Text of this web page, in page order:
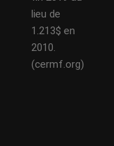
lieu de
1.213$ en
2010.
(cermf.org)